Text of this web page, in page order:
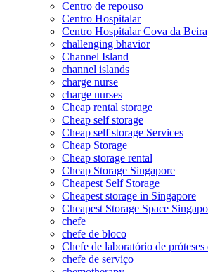
Centro de repouso
Centro Hospitalar
Centro Hospitalar Cova da Beira
challenging bhavior
Channel Island
channel islands
charge nurse
charge nurses
Cheap rental storage
Cheap self storage
Cheap self storage Services
Cheap Storage
Cheap storage rental
Cheap Storage Singapore
Cheapest Self Storage
Cheapest storage in Singapore
Cheapest Storage Space
chefe
chefe de bloco
Chefe de laboratório de próteses
chefe de serviço